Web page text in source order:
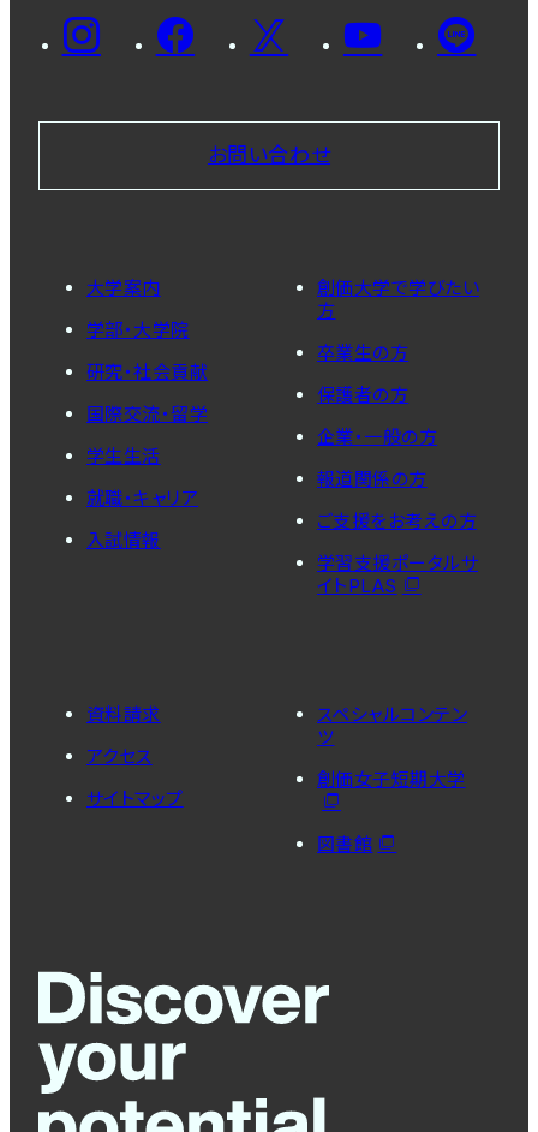
お問い合わせ
大学案内
学部・大学院
研究・社会貢献
国際交流・留学
学生生活
就職・キャリア
入試情報
創価大学で学びたい
方
卒業生の方
保護者の方
企業・一般の方
報道関係の方
ご支援をお考えの方
学習支援ポータルサ
イトPLAS
資料請求
アクセス
サイトマップ
スペシャルコンテン
ツ
創価女子短期大学
図書館